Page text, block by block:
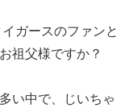
ガースのファンと
祖父様ですか？
い中で、じいちゃ